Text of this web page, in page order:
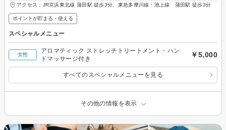
アクセス：JR京浜東北線 蒲田駅 徒歩3分、東急多摩川線・池上線 蒲田駅 徒歩3分
ポイントが貯まる・使える
スペシャルメニュー
女性
アロマティック ストレッチトリートメント・ハン
ドマッサージ付き
￥5,000
すべてのスペシャルメニューを見る
その他の情報を表示